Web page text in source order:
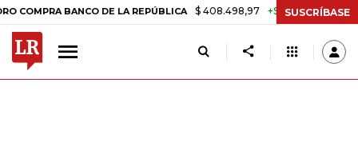
BANCO DE LA REPÚBLICA $ 408.498,97 +$ 8.753,81 +2,19%
SUSCRÍBASE